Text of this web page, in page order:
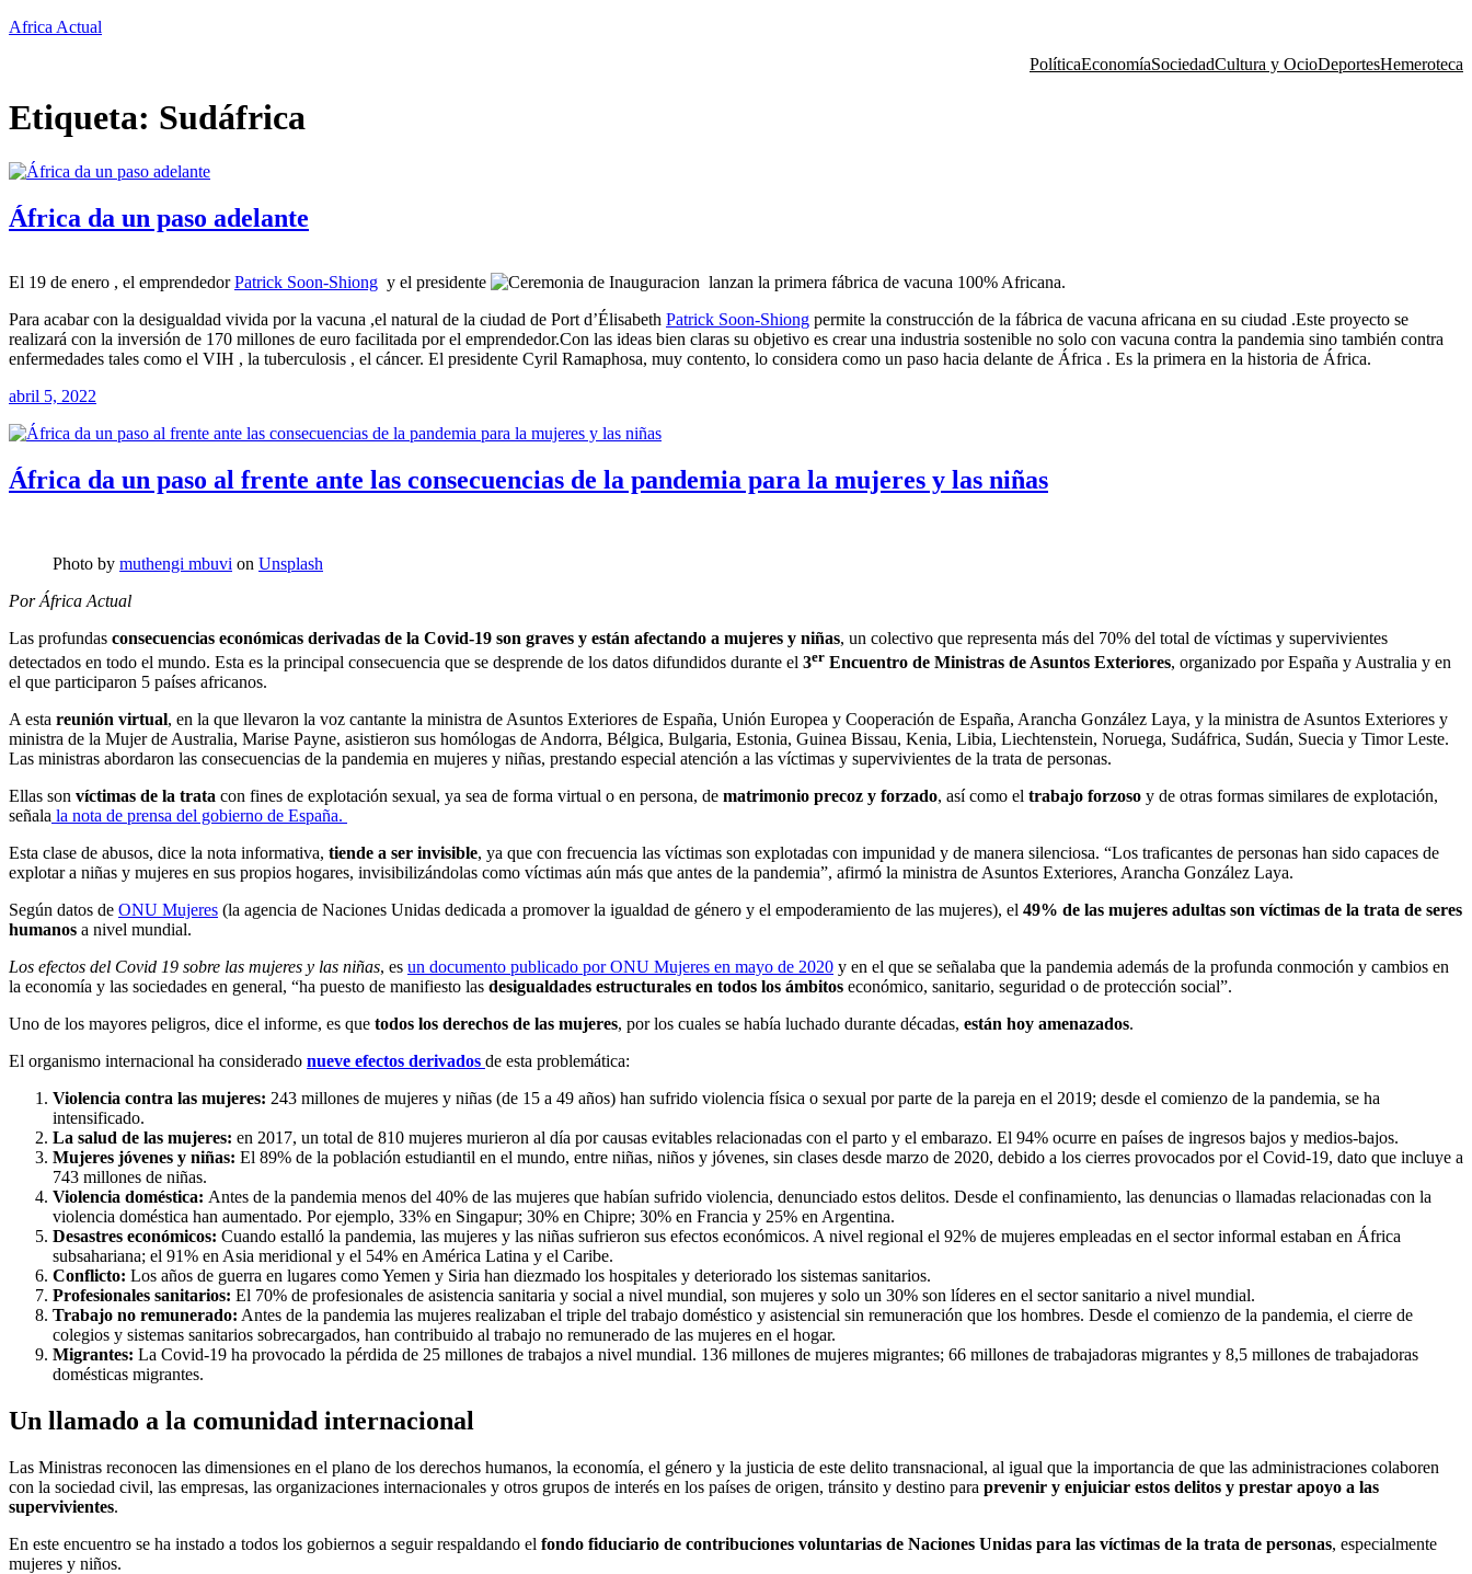
Saltar
Africa Actual
PolíticaEconomíaSociedadCultura y OcioDeportesHemeroteca
Etiqueta: Sudáfrica
África da un paso adelante
El 19 de enero , el emprendedorPatrick Soon-Shiong y el presidente
lanzan la primera fábrica de vacuna 100% Africana.
Para acabar con la desigualdad vivida por la vacuna ,el natural de la ciudad de Port d’Élisabeth Patrick Soon-Shiong permite la construcción de la fábrica de vacuna africana en su ciudad .Este proyecto se
realizará con la inversión de 170 millones de euro facilitada por el emprendedor.Con las ideas bien claras su objetivo es crear una industria sostenible no solo con vacuna contra la pandemia sino también contra
enfermedades tales como el VIH , la tuberculosis , el cáncer. El presidente Cyril Ramaphosa, muy contento, lo considera como un paso hacia delante de África . Es la primera en la historia de África.
abril 5, 2022
África da un paso al frente ante las consecuencias de la pandemia para la mujeres y las niñas
Photo by muthengi mbuvi on Unsplash
Por África Actual
Las profundas consecuencias económicas derivadas de la Covid-19 son graves y están afectando a mujeres y niñas, un colectivo que representa más del 70% del total de víctimas y supervivientes
detectados en todo el mundo. Esta es la principal consecuencia que se desprende de los datos difundidos durante el 3er Encuentro de Ministras de Asuntos Exteriores, organizado por España y Australia y en
el que participaron 5 países africanos.
A esta reunión virtual, en la que llevaron la voz cantante la ministra de Asuntos Exteriores de España, Unión Europea y Cooperación de España, Arancha González Laya, y la ministra de Asuntos Exteriores y
ministra de la Mujer de Australia, Marise Payne, asistieron sus homólogas de Andorra, Bélgica, Bulgaria, Estonia, Guinea Bissau, Kenia, Libia, Liechtenstein, Noruega, Sudáfrica, Sudán, Suecia y Timor Leste.
Las ministras abordaron las consecuencias de la pandemia en mujeres y niñas, prestando especial atención a las víctimas y supervivientes de la trata de personas.
Ellas son víctimas de la trata con fines de explotación sexual, ya sea de forma virtual o en persona, de matrimonio precoz y forzado, así como el trabajo forzoso y de otras formas similares de explotación,
señala la nota de prensa del gobierno de España.
Esta clase de abusos, dice la nota informativa, tiende a ser invisible, ya que con frecuencia las víctimas son explotadas con impunidad y de manera silenciosa. “Los traficantes de personas han sido capaces de
explotar a niñas y mujeres en sus propios hogares, invisibilizándolas como víctimas aún más que antes de la pandemia”, afirmó la ministra de Asuntos Exteriores, Arancha González Laya.
Según datos de ONU Mujeres (la agencia de Naciones Unidas dedicada a promover la igualdad de género y el empoderamiento de las mujeres), el 49% de las mujeres adultas son víctimas de la trata de seres
humanos a nivel mundial.
Los efectos del Covid 19 sobre las mujeres y las niñas, es un documento publicado por ONU Mujeres en mayo de 2020 y en el que se señalaba que la pandemia además de la profunda conmoción y cambios en
la economía y las sociedades en general, “ha puesto de manifiesto las desigualdades estructurales en todos los ámbitos económico, sanitario, seguridad o de protección social”.
Uno de los mayores peligros, dice el informe, es que todos los derechos de las mujeres, por los cuales se había luchado durante décadas, están hoy amenazados.
El organismo internacional ha considerado nueve efectos derivados de esta problemática:
Violencia contra las mujeres: 243 millones de mujeres y niñas (de 15 a 49 años) han sufrido violencia física o sexual por parte de la pareja en el 2019; desde el comienzo de la pandemia, se ha
intensificado.
La salud de las mujeres: en 2017, un total de 810 mujeres murieron al día por causas evitables relacionadas con el parto y el embarazo. El 94% ocurre en países de ingresos bajos y medios-bajos.
Mujeres jóvenes y niñas: El 89% de la población estudiantil en el mundo, entre niñas, niños y jóvenes, sin clases desde marzo de 2020, debido a los cierres provocados por el Covid-19, dato que incluye a
743 millones de niñas.
Violencia doméstica: Antes de la pandemia menos del 40% de las mujeres que habían sufrido violencia, denunciado estos delitos. Desde el confinamiento, las denuncias o llamadas relacionadas con la
violencia doméstica han aumentado. Por ejemplo, 33% en Singapur; 30% en Chipre; 30% en Francia y 25% en Argentina.
Desastres económicos: Cuando estalló la pandemia, las mujeres y las niñas sufrieron sus efectos económicos. A nivel regional el 92% de mujeres empleadas en el sector informal estaban en África
subsahariana; el 91% en Asia meridional y el 54% en América Latina y el Caribe.
Conflicto: Los años de guerra en lugares como Yemen y Siria han diezmado los hospitales y deteriorado los sistemas sanitarios.
Profesionales sanitarios: El 70% de profesionales de asistencia sanitaria y social a nivel mundial, son mujeres y solo un 30% son líderes en el sector sanitario a nivel mundial.
Trabajo no remunerado: Antes de la pandemia las mujeres realizaban el triple del trabajo doméstico y asistencial sin remuneración que los hombres. Desde el comienzo de la pandemia, el cierre de
colegios y sistemas sanitarios sobrecargados, han contribuido al trabajo no remunerado de las mujeres en el hogar.
Migrantes: La Covid-19 ha provocado la pérdida de 25 millones de trabajos a nivel mundial. 136 millones de mujeres migrantes; 66 millones de trabajadoras migrantes y 8,5 millones de trabajadoras
domésticas migrantes.
Un llamado a la comunidad internacional
Las Ministras reconocen las dimensiones en el plano de los derechos humanos, la economía, el género y la justicia de este delito transnacional, al igual que la importancia de que las administraciones colaboren
con la sociedad civil, las empresas, las organizaciones internacionales y otros grupos de interés en los países de origen, tránsito y destino para prevenir y enjuiciar estos delitos y prestar apoyo a las
supervivientes.
En este encuentro se ha instado a todos los gobiernos a seguir respaldando el fondo fiduciario de contribuciones voluntarias de Naciones Unidas para las víctimas de la trata de personas, especialmente
mujeres y niños.